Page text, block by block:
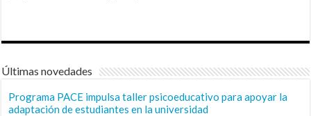
Últimas novedades
Programa PACE impulsa taller psicoeducativo para apoyar la
adaptación de estudiantes en la universidad